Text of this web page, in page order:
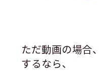
ただ動画の場合
するなら、